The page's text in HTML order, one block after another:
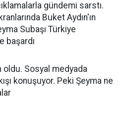
gündemi sarstı.
Buket Aydın'ın
Subaşı Türkiye
başardı
Sosyal medyada
konuşuyor. Peki Şeyma ne